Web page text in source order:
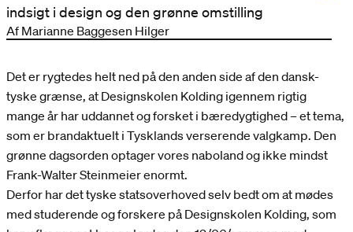
indsigt i design og den grønne omstilling
Af Marianne Baggesen Hilger
Det er rygtedes helt ned på den anden side af den dansk-
tyske grænse, at Designskolen Kolding igennem rigtig
mange år har uddannet og forsket i bæredygtighed – et tema,
som er brandaktuelt i Tysklands verserende valgkamp. Den
grønne dagsorden optager vores naboland og ikke mindst
Frank-Walter Steinmeier enormt.
Derfor har det tyske statsoverhoved selv bedt om at mødes
med studerende og forskere på Designskolen Kolding, som